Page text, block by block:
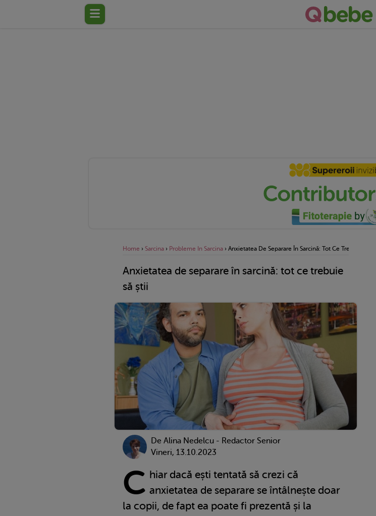
Home › Sarcina › Probleme In Sarcina › Anxietatea De Separare În Sarcină: Tot Ce Trebuie Să Știi
Anxietatea de separare în sarcină: tot ce trebuie
să știi
De Alina Nedelcu - Redactor Senior
Vineri, 13.10.2023
C hiar dacă ești tentată să crezi că
anxietatea de separare se întâlnește doar
la copii, de fapt ea poate fi prezentă și la